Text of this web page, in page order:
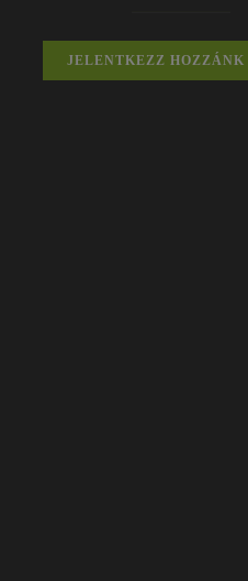
GYÁRI
GYÁRI
GYÁRI
Gyári
JELENTKEZZ HOZZÁNK